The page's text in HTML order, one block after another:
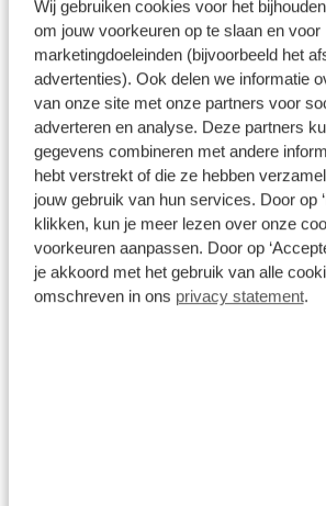
Wij gebruiken cookies voor het
om jouw voorkeuren op te slaan en voor
marketingdoeleinden (bijvoorbeeld het
advertenties). Ook delen we informatie
van onze site met onze partners voor
adverteren en analyse. Deze partners
gegevens combineren met andere
hebt verstrekt of die ze hebben
jouw gebruik van hun services. Door op
klikken, kun je meer lezen over onze
voorkeuren aanpassen. Door op
je akkoord met het gebruik van alle
omschreven in ons privacy statement.
Verzekering
Met private lease is uw auto all-risk
verzekering is van toepassing in
de groene kaart worden vermeld.
verhaalbare schade betaalt u
risico.